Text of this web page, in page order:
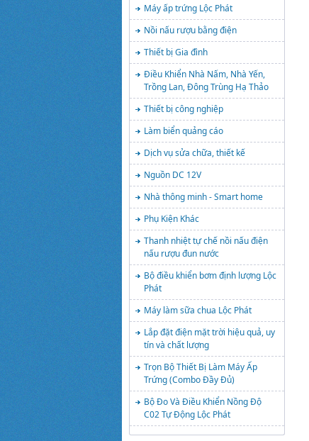
Máy ấp trứng Lộc Phát
Nồi nấu rượu bằng điện
Thiết bị Gia đình
Điều Khiển Nhà Nấm, Nhà Yến,
Trồng Lan, Đông Trùng Hạ Thảo
Thiết bị công nghiệp
Làm biển quảng cáo
Dịch vụ sửa chữa, thiết kế
Nguồn DC 12V
Nhà thông minh - Smart home
Phụ Kiện Khác
Thanh nhiệt tự chế nồi nấu điện
nấu rượu đun nước
Bộ điều khiển bơm định lượng Lộc
Phát
Máy làm sữa chua Lộc Phát
Lắp đặt điện mặt trời hiệu quả, uy
tín và chất lượng
Trọn Bộ Thiết Bị Làm Máy Ấp
Trứng (Combo Đầy Đủ)
Bộ Đo Và Điều Khiển Nồng Độ
C02 Tự Động Lộc Phát